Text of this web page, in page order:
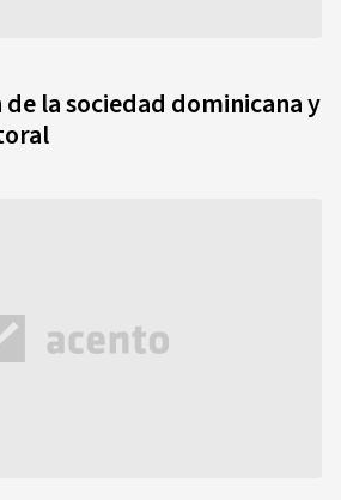
la sociedad dominicana y